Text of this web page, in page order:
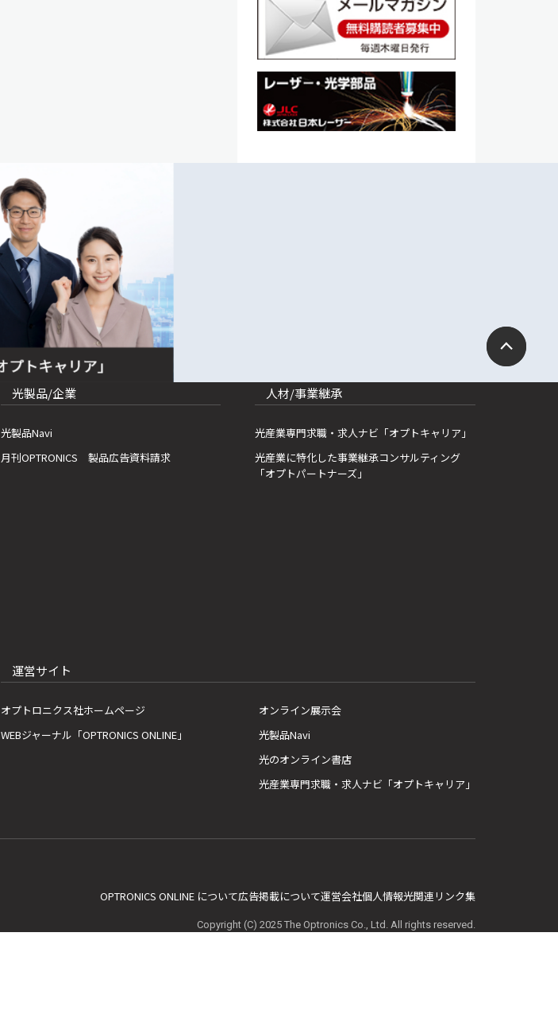
光製品/企業
光製品Navi
月刊OPTRONICS 製品広告資料請求
人材/事業継承
光産業専門求職・求人ナビ「オプトキャリア」
光産業に特化した事業継承コンサルティング
「オプトパートナーズ」
運営サイト
オプトロニクス社ホームページ
WEBジャーナル「OPTRONICS ONLINE」
オンライン展示会
光製品Navi
光のオンライン書店
光産業専門求職・求人ナビ「オプトキャリア」
OPTRONICS ONLINE について広告掲載について運営会社個人情報光関連リンク集
Copyright (C) 2025 The Optronics Co., Ltd. All rights reserved.